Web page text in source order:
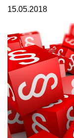
15.05.2018